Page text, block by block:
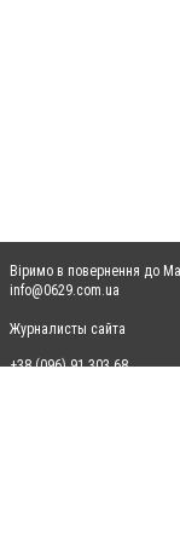
Віримо в повернення до
info@0629.com.ua
Журналисты сайта
+38 (096) 91 303 68